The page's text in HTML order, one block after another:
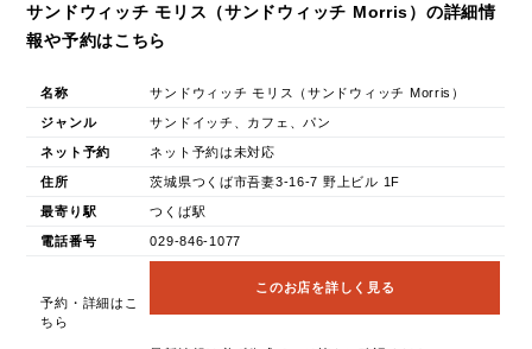
サンドウィッチ モリス（サンドウィッチ Morris）の詳細情
報や予約はこちら
名称 サンドウィッチ モリス（サンドウィッチ Morris）
ジャンル サンドイッチ、カフェ、パン
ネット予約 ネット予約は未対応
住所 茨城県つくば市吾妻3-16-7 野上ビル 1F
最寄り駅 つくば駅
電話番号 029-846-1077
予約・詳細はこ
ちら
このお店を詳しく見る